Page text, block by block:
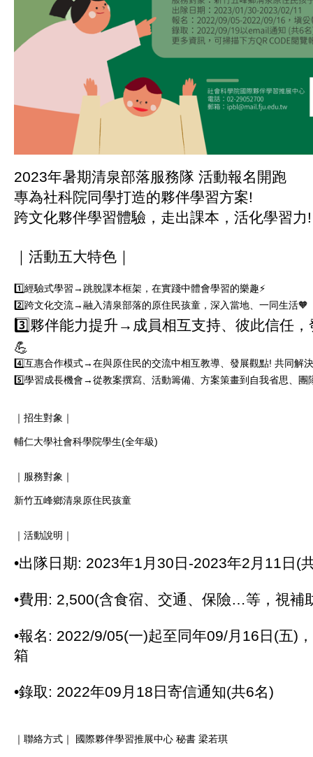
2023年暑期清泉部落服務隊 活動報名開跑
專為社科院同學打造的夥伴學習方案!
跨文化夥伴學習體驗，走出課本，活化學習力!
｜活動五大特色｜
1️⃣經驗式學習→跳脫課本框架，在實踐中體會學習的樂趣⚡
2️⃣跨文化交流→融入清泉部落的原住民孩童，深入當地、一同生活🧡
3️⃣夥伴能力提升→成員相互支持、彼此信任
💪
4️⃣互惠合作模式→在與原住民的交流中相互教導、發展觀點! 共同解
5️⃣學習成長機會→從教案撰寫、活動籌備、方案策畫到自我省思、團
｜招生對象｜
輔仁大學社會科學院學生(全年級)
｜服務對象｜
新竹五峰鄉清泉原住民孩童
｜活動說明｜
•出隊日期: 2023年1月30日-2023年2月11日(
•費用: 2,500(含食宿、交通、保險…等，視補
•報名: 2022/9/05(一)起至同年09/月16日(五)
箱
•錄取: 2022年09月18日寄信通知(共6名)
｜聯絡方式｜ 國際夥伴學習推展中心 秘書 梁若琪